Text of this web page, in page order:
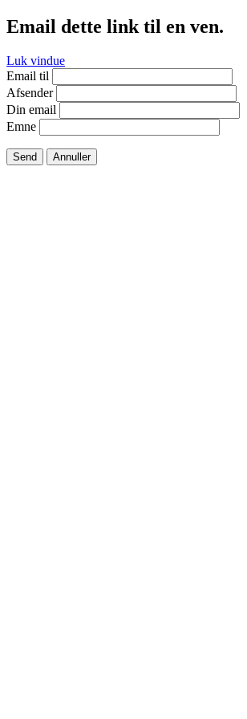
Email dette link til en ven.
Luk vindue
Email til
Afsender
Din email
Emne
Send Annuller